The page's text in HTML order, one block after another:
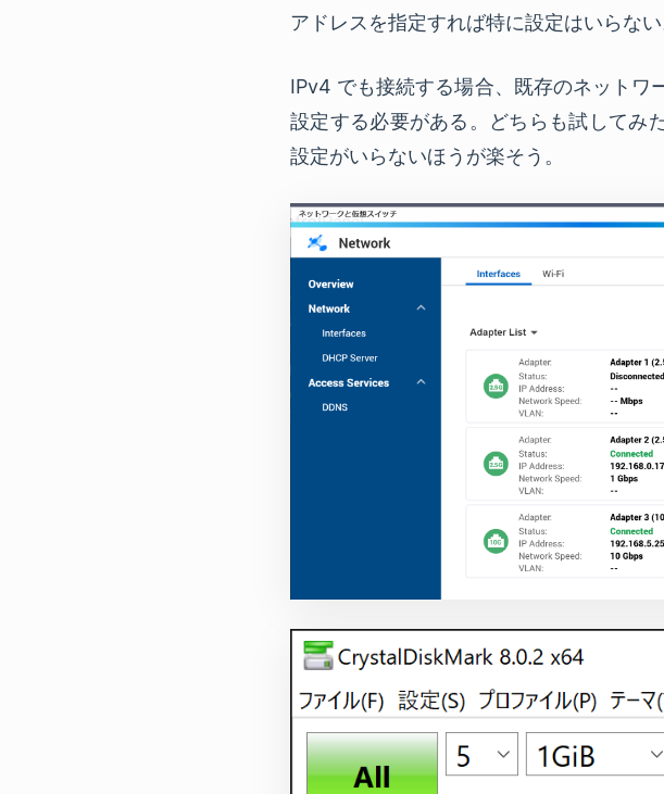
アドレスを指定すれば特に設定はいらない
IPv4 でも接続する場合、既存のネットワ
設定する必要がある。どちらも試してみ
設定がいらないほうが楽そう。